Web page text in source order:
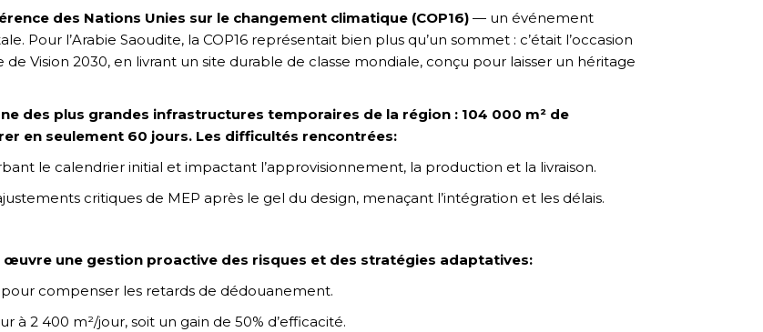
des Nations Unies sur le changement climatique (COP16) — un événement
Pour l’Arabie Saoudite, la COP16 représentait bien plus qu’un sommet : c’était l’occasion
Vision 2030, en livrant un site durable de classe mondiale, conçu pour laisser un héritage
des plus grandes infrastructures temporaires de la région : 104 000 m² de
en seulement 60 jours. Les difficultés rencontrées:
le calendrier initial et impactant l’approvisionnement, la production et la livraison.
critiques de MEP après le gel du design, menaçant l’intégration et les délais.
œuvre une gestion proactive des risques et des stratégies adaptatives:
compenser les retards de dédouanement.
à 2 400 m²/jour, soit un gain de 50% d’efficacité.